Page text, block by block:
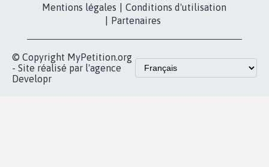
Mentions légales
Conditions d'utilisation
Partenaires
© Copyright MyPetition.org
- Site réalisé par l'agence
Developr